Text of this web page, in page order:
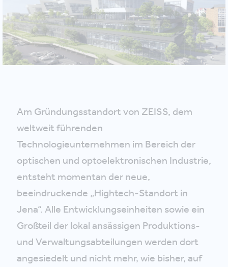
Am Gründungsstandort von ZEISS, dem
weltweit führenden
Technologieunternehmen im Bereich der
optischen und optoelektronischen Industrie,
entsteht momentan der neue,
beeindruckende „Hightech-Standort in
Jena“. Alle Entwicklungseinheiten sowie ein
Großteil der lokal ansässigen Produktions-
und Verwaltungsabteilungen werden dort
angesiedelt und nicht mehr, wie bisher, auf